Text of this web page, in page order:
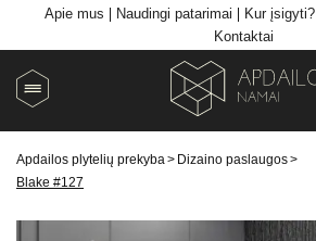
Apie mus Naudingi patarimai Kur įsigyti?
Kontaktai
Apdailos plytelių prekyba > Dizaino paslaugos>
Blake #127